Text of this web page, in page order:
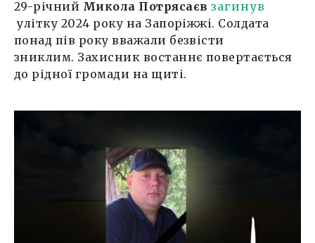
29-річний Микола Потрясаєв загинув
улітку 2024 року на Запоріжжі. Солдата
понад пів року вважали безвісти
зниклим. Захисник востаннє повертається
до рідної громади на щиті.